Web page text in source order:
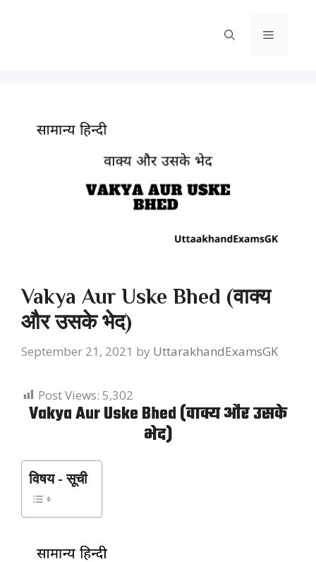
Menu
Vakya Aur Uske Bhed (वाक्य
और उसके भेद)
September 21, 2021 by UttarakhandExamsGK
Post Views: 5,302
Vakya Aur Uske Bhed (वाक्य और उसके
भेद)
विषय - सूची